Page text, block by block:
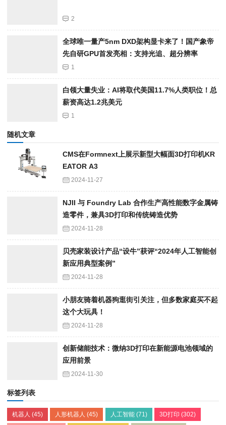
2
全球唯一量产5nm DXD架构显卡来了！国产象帝
先自研GPU首发亮相：支持光追、超分辨率
1
白领大量失业：AI将取代美国11.7%人类职位！总
薪资高达1.2兆美元
1
随机文章
CMS在Formnext上展示新型大幅面3D打印机KR
EATOR A3
2024-11-27
NJII 与 Foundry Lab 合作生产高性能数字金属铸
造零件，兼具3D打印和传统铸造优势
2024-11-28
贝壳家装设计产品“设牛”获评“2024年人工智能创
新应用典型案例”
2024-11-28
小朋友骑着机器狗逛街引关注，但多数家庭买不起
这个大玩具！
2024-11-28
创新储能技术：微纳3D打印在新能源电池领域的
应用前景
2024-11-30
标签列表
机器人 (45) 人形机器人 (45) 人工智能(71) 3D打印 (302)